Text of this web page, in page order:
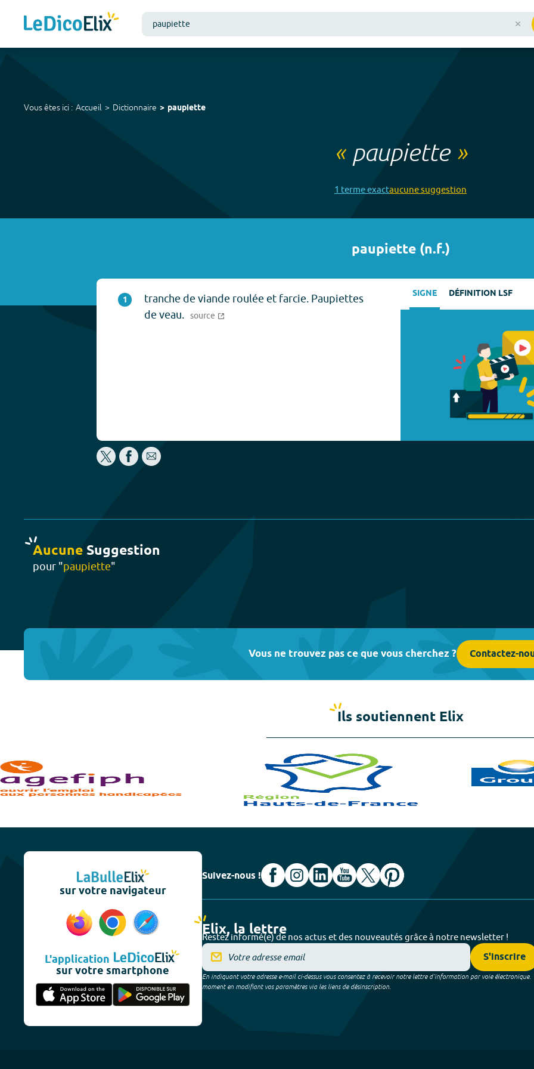
Vous êtes ici : Accueil Dictionnaire paupiette
« paupiette»
1 termeexactaucunesuggestion
paupiette(n.f.)
1
tranche de viande roulée et farcie. Paupiettes
de veau. source
SIGNE DÉFINITION LSF
Aucune Suggestion
pour "paupiette"
Vous ne trouvez pas ce que vous cherchez ? Contactez-
Ils soutiennent Elix
sur votre navigateur
L'application
sur votre smartphone
Suivez-nous !
Elix, la lettre
Restez informé(e) de nos actus et des nouveautés grâce à notre newsletter !
S'inscrire
En indiquant votre adresse e-mail ci-dessus vous consentez à recevoir notre lettre d’information par voie électronique.
moment en modifiant vos paramètres via les liens de désinscription.